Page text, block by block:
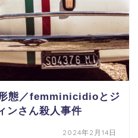
形態／femminicidioとジ
ンさん殺人事件
2024年2月14日